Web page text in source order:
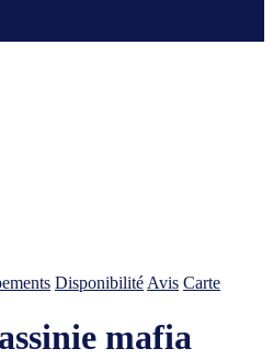
Disponibilité Avis Carte
mafia